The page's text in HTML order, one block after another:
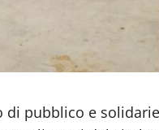
pubblico e